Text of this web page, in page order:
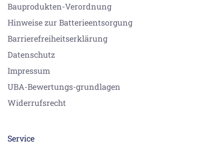
Bauprodukten-Verordnung
Hinweise zur Batterieentsorgung
Barrierefreiheitserklärung
Datenschutz
Impressum
UBA-Bewertungs-grundlagen
Widerrufsrecht
Service